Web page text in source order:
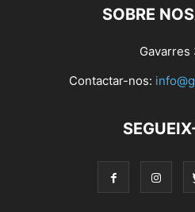
SOBRE
Gavarres
Contactar-nos: